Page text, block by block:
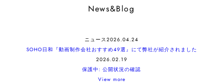
News&Blog
ニュース2026.04.24
SOHO日和『動画制作会社おすすめ49選』にて弊社が紹介されました
2026.02.19
保護中: 公開状況の確認
View more